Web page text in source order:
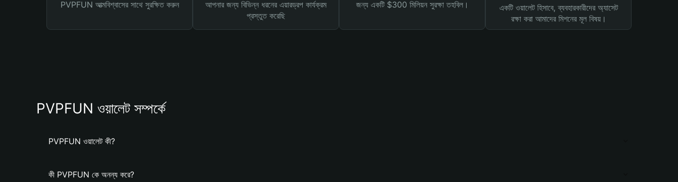
PVPFUN আত্মবিশ্বাসের সাথে সুরক্ষিত করুন
আপনার জন্য বিভিন্ন ধরনের এয়ারড্রপ কার্যক্রম
প্রস্তুত করেছি
জন্য একটি $300 মিলিয়ন সুরক্ষা তহবিল।
একটি ওয়ালেট হিসাবে, ব্যবহারকারীদের অ্যাসেট
রক্ষা করা আমাদের মিশনের মূল বিষয়।
PVPFUN ওয়ালেট সম্পর্কে
PVPFUN ওয়ালেট কী?
কী PVPFUN কে অনন্য করে?